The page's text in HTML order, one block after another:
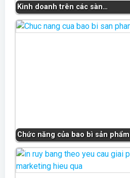
Kinh doanh trên các sàn…
Chức năng của bao bì sản phẩm